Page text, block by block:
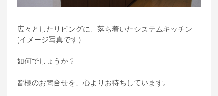
広々としたリビングに、落ち着いたシステムキッチン
(イメージ写真です）
如何でしょうか？
皆様のお問合せを、心よりお待ちしています。